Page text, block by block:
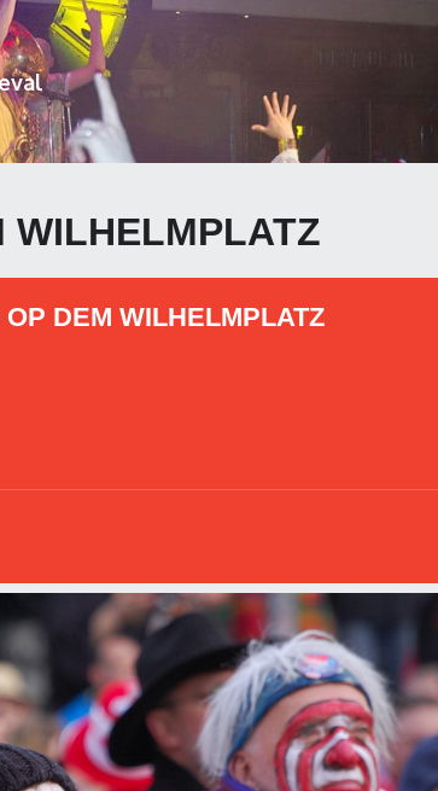
WILHELMPLATZ
DEM WILHELMPLATZ